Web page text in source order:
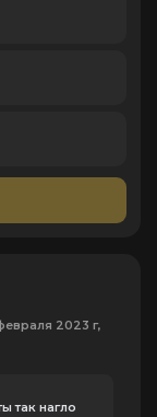
2023 г,
так нагло